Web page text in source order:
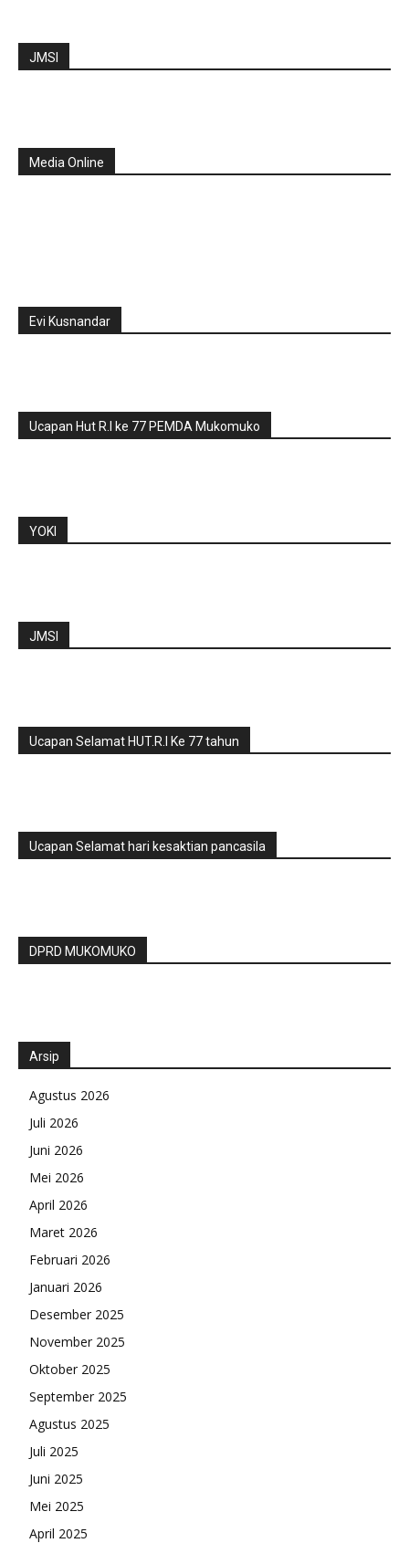
JMSI
Media Online
Evi Kusnandar
Ucapan Hut R.I ke 77 PEMDA Mukomuko
YOKI
JMSI
Ucapan Selamat HUT.R.I Ke 77 tahun
Ucapan Selamat hari kesaktian pancasila
DPRD MUKOMUKO
Arsip
Agustus 2026
Juli 2026
Juni 2026
Mei 2026
April 2026
Maret 2026
Februari 2026
Januari 2026
Desember 2025
November 2025
Oktober 2025
September 2025
Agustus 2025
Juli 2025
Juni 2025
Mei 2025
April 2025